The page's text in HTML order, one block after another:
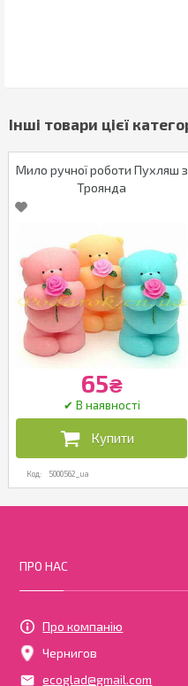
Мило ручної роботи Пухляш з
Троянда
5000562_ua
65₴
ПРО НАС
Про компанію
Чернигов
ecoglad@gmail.com